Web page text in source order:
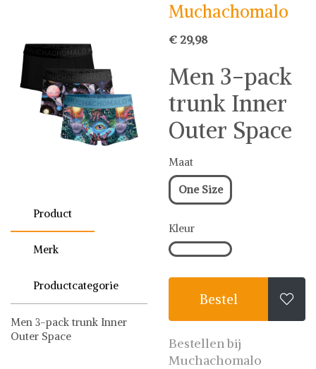
Product
Merk
Productcategorie
Men 3-pack trunk Inner
Outer Space
Muchachomalo
€ 29,98
Men 3-pack
trunk Inner
Outer Space
Maat
One Size
Kleur
Bestel 
Bestellen bij
Muchachomalo